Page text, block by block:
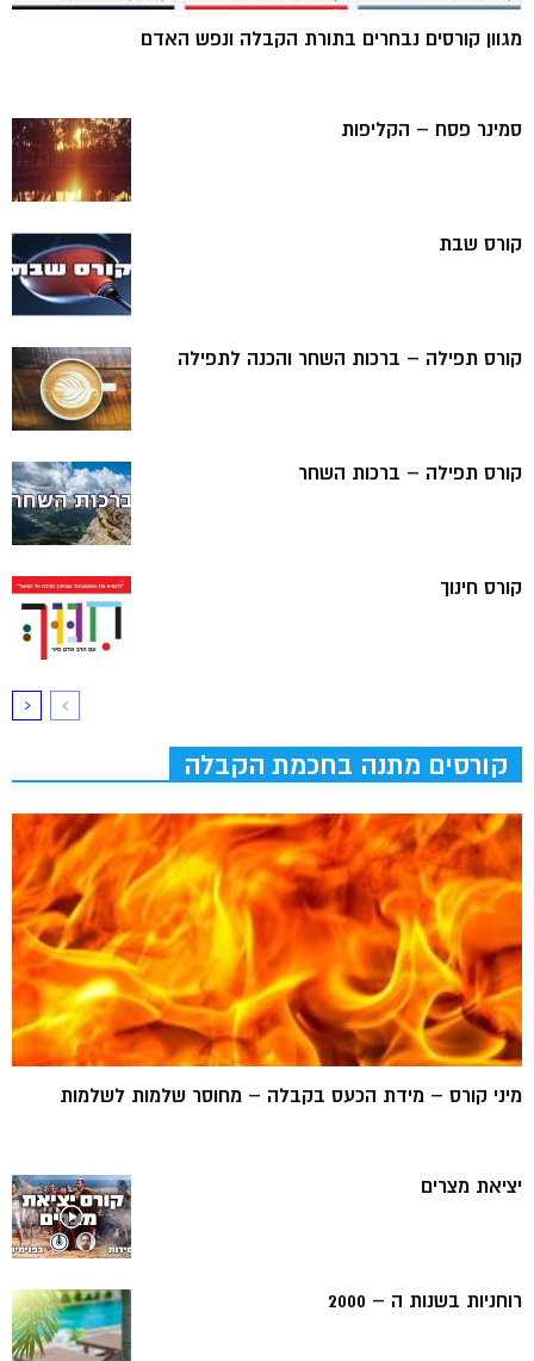
מגוון קורסים נבחרים בתורת הקבלה ונפש האדם
סמינר פסח – הקליפות
קורס שבת
קורס תפילה – ברכות השחר והכנה לתפילה
קורס תפילה – ברכות השחר
קורס חינוך
קורסים מתנה בחכמת הקבלה
מיני קורס – מידת הכעס בקבלה – מחוסר שלמות לשלמות
יציאת מצרים
רוחניות בשנות ה – 2000